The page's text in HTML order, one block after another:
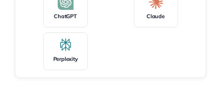
ChatGPT Claude
Perplexity